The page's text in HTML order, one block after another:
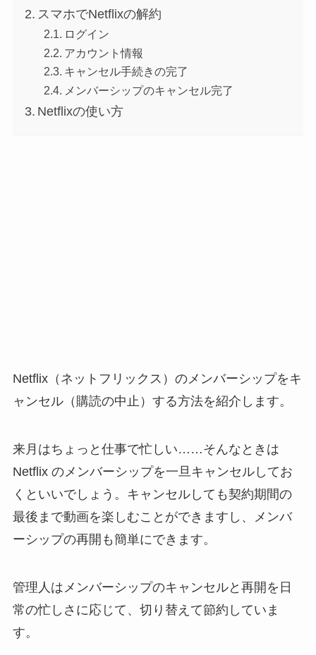
スマホでNetflixの解約
ログイン
アカウント情報
キャンセル手続きの完了
メンバーシップのキャンセル完了
Netflixの使い方
Netflix（ネットフリックス）のメンバーシップをキ
ャンセル（購読の中止）する方法を紹介します。
来月はちょっと仕事で忙しい……そんなときは
Netflix のメンバーシップを一旦キャンセルしてお
くといいでしょう。キャンセルしても契約期間の
最後まで動画を楽しむことができますし、メンバ
ーシップの再開も簡単にできます。
管理人はメンバーシップのキャンセルと再開を日
常の忙しさに応じて、切り替えて節約していま
す。